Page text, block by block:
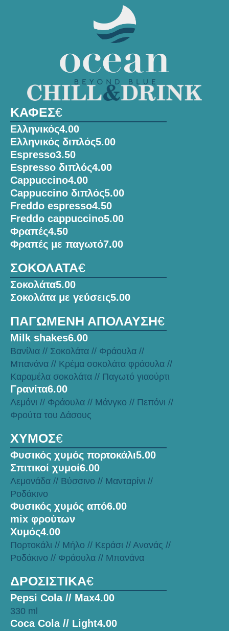
ΚΑΦΕΣ€
Ελληνικός4.00
Ελληνικός διπλός5.00
Espresso3.50
Espresso διπλός4.00
Cappuccino4.00
Cappuccino διπλός5.00
Freddo espresso4.50
Freddo cappuccino5.00
Φραπές4.50
Φραπές με παγωτό7.00
ΣΟΚΟΛΑΤΑ€
Σοκολάτα5.00
Σοκολάτα με γεύσεις5.00
ΠΑΓΩΜΕΝΗ ΑΠΟΛΑΥΣΗ€
Milk shakes6.00
Βανίλια // Σοκολάτα // Φράουλα //
Μπανάνα // Κρέμα σοκολάτα φράουλα //
Καραμέλα σοκολάτα // Παγωτό γιαούρτι
Γρανίτα6.00
Λεμόνι // Φράουλα // Μάνγκο // Πεπόνι //
Φρούτα του Δάσους
ΧΥΜΟΣ€
Φυσικός χυμός πορτοκάλι5.00
Σπιτικοί χυμοί6.00
Λεμονάδα // Βύσσινο // Μανταρίνι //
Ροδάκινο
Φυσικός χυμός από
mix φρούτων
6.00
Χυμός4.00
Πορτοκάλι // Μήλο // Κεράσι // Ανανάς //
Ροδάκινο // Φράουλα // Μπανάνα
ΔΡΟΣΙΣΤΙΚΑ€
Pepsi Cola // Max4.00
330 ml
Coca Cola // Light4.00